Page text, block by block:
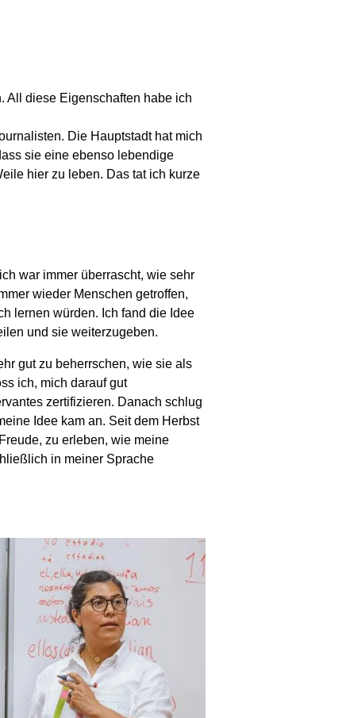
All diese Eigenschaften habe ich
Die Hauptstadt hat mich
sie eine ebenso lebendige
hier zu leben. Das tat ich kurze
war immer überrascht, wie sehr
wieder Menschen getroffen,
lernen würden. Ich fand die Idee
und sie weiterzugeben.
gut zu beherrschen, wie sie als
ich, mich darauf gut
zertifizieren. Danach schlug
Idee kam an. Seit dem Herbst
zu erleben, wie meine
in meiner Sprache